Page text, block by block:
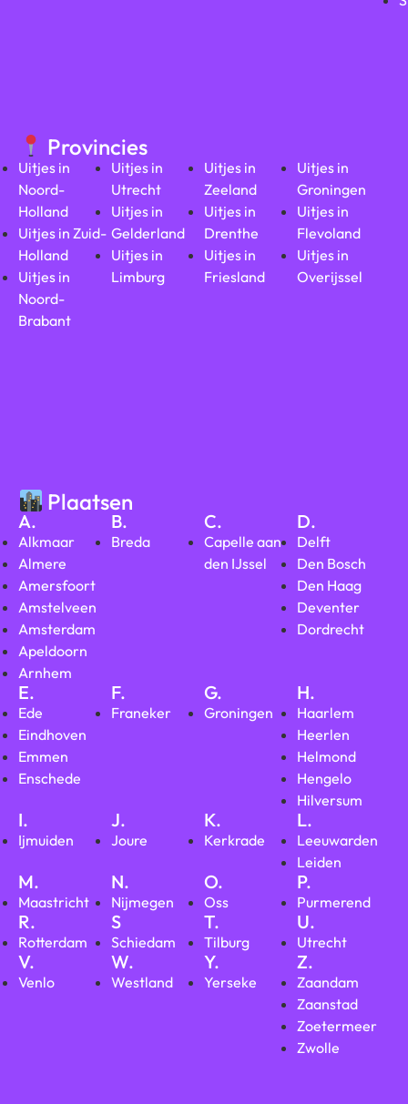
Provincies
Uitjes in
Noord-
Holland
Uitjes in Zuid-
Holland
Uitjes in
Noord-
Brabant
Uitjes in
Utrecht
Uitjes in
Gelderland
Uitjes in
Limburg
Uitjes in
Zeeland
Uitjes in
Drenthe
Uitjes in
Friesland
Uitjes in
Groningen
Uitjes in
Flevoland
Uitjes in
Overijssel
Plaatsen
A.
Alkmaar
Almere
Amersfoort
Amstelveen
Amsterdam
Apeldoorn
Arnhem
B.
Breda
C.
Capelle aan
den IJssel
D.
Delft
Den Bosch
Den Haag
Deventer
Dordrecht
E.
Ede
Eindhoven
Emmen
Enschede
F.
Franeker
G.
Groningen
H.
Haarlem
Heerlen
Helmond
Hengelo
Hilversum
I.
Ijmuiden
J.
Joure
K.
Kerkrade
L.
Leeuwarden
Leiden
M.
Maastricht
N.
Nijmegen
O.
Oss
P.
Purmerend
R.
Rotterdam
S
Schiedam
T.
Tilburg
U.
Utrecht
V.
Venlo
W.
Westland
Y.
Yerseke
Z.
Zaandam
Zaanstad
Zoetermeer
Zwolle